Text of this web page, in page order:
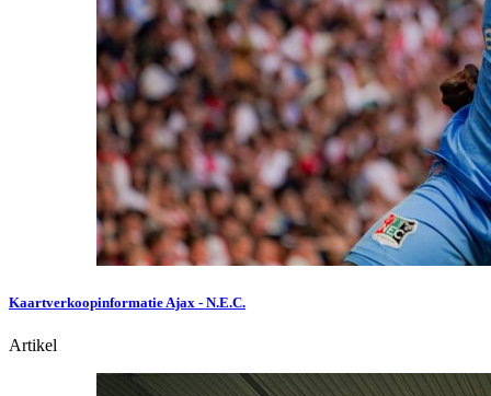
Kaartverkoopinformatie Ajax - N.E.C.
Artikel